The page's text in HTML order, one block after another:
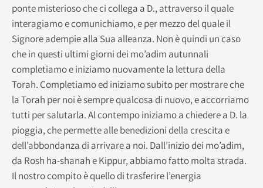
ponte misterioso che ci collega a D., attraverso il quale
interagiamo e comunichiamo, e per mezzo del quale il
Signore adempie alla Sua alleanza. Non è quindi un caso
che in questi ultimi giorni dei mo’adim autunnali
completiamo e iniziamo nuovamente la lettura della
Torah. Completiamo ed iniziamo subito per mostrare che
la Torah per noi è sempre qualcosa di nuovo, e accorriamo
tutti per salutarla. Al contempo iniziamo a chiedere a D. la
pioggia, che permette alle benedizioni della crescita e
dell’abbondanza di arrivare a noi. Dall’inizio dei mo’adim,
da Rosh ha-shanah e Kippur, abbiamo fatto molta strada.
Il nostro compito è quello di trasferire l’energia